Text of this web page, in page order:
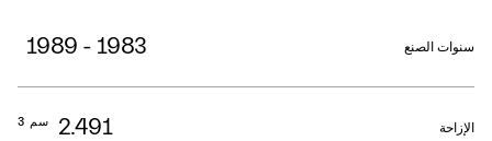
سنوات الصنع 1983 - 1989
الإزاحة 2.491 سم 3